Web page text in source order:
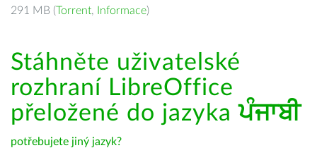
291 MB (Torrent, Informace)
Stáhněte uživatelské
rozhraní LibreOffice
přeložené do jazykaਪੰਜਾਬੀ
potřebujete jiný jazyk?